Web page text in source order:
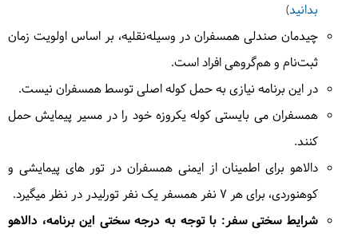
بدانید)
چیدمان صندلی همسفران در وسیله‌نقلیه، بر اساس اولویت زمان
ثبت‌نام و هم‌گروهی افراد است.
در این برنامه نیازی به حمل کوله اصلی توسط همسفران نیست.
همسفران می بایستی کوله یکروزه خود را در مسیر پیمایش حمل
کنند.
دالاهو برای اطمینان از ایمنی همسفران در تور های پیمایشی و
کوهنوردی، برای هر 7 نفر همسفر یک نفر تورلیدر در نظر میگیرد.
شرایط سختی سفر: با توجه به درجه سختی این برنامه، دالاهو